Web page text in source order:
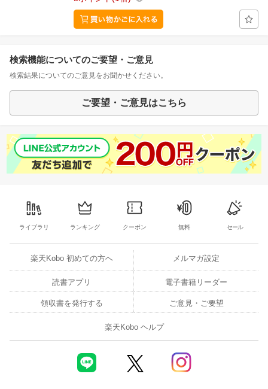
検索機能についてのご要望・ご意見
検索結果についてのご意見をお聞かせください。
ご要望・ご意見はこちら
ライブラリ ランキング クーポン 無料 セール
楽天Kobo 初めての方へ メルマガ設定
読書アプリ 電子書籍リーダー
領収書を発行する ご意見・ご要望
楽天Kobo ヘルプ